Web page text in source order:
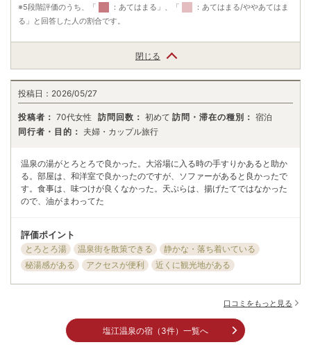
※5段階評価のうち、「 ：あてはまる」、「
：あてはまる/ややあてはま
る」と回答した人の割合です。
閉じる
投稿日： 2026/05/27
投稿者： 70代女性 訪問回数： 初めて 訪問・滞在の種別： 宿泊
同行者・目的： 夫婦・カップル旅行
温泉の湯がとろとろで良かった。大浴場に入る時の手すりかあると助か
る。部屋は、和洋室で良かったのですが、ソファーがあると良かったで
す。食事は、味つけが良くなかった。天ぷらは、揚げたてではなかった
ので、油がまわってた
評価ポイント
とろとろ湯 温泉街を散策できる
静かな・落ち着いている
秘湯感がある
アクセスが便利 近くに観光地がある
口コミをもっと見る
塩江温泉の宿（3件）一覧へ